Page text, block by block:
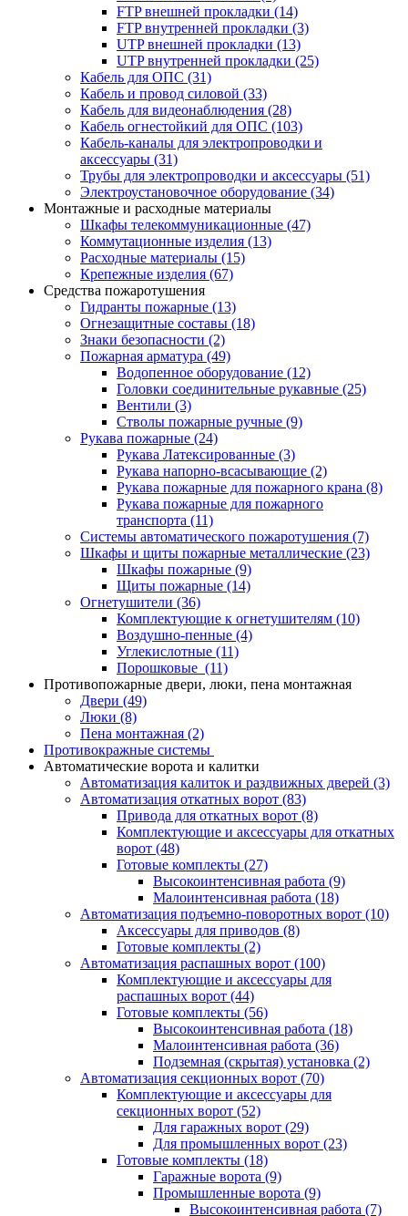
FTP внешней прокладки (14)
FTP внутренней прокладки (3)
UTP внешней прокладки (13)
UTP внутренней прокладки (25)
Кабель для ОПС (31)
Кабель и провод силовой (33)
Кабель для видеонаблюдения (28)
Кабель огнестойкий для ОПС (103)
Кабель-каналы для электропроводки и
аксессуары (31)
Трубы для электропроводки и аксессуары (51)
Электроустановочное оборудование (34)
Монтажные и расходные материалы
Шкафы телекоммуникационные (47)
Коммутационные изделия (13)
Расходные материалы (15)
Крепежные изделия (67)
Средства пожаротушения
Гидранты пожарные (13)
Огнезащитные составы (18)
Знаки безопасности (2)
Пожарная арматура (49)
Водопенное оборудование (12)
Головки соединительные рукавные (25)
Вентили (3)
Стволы пожарные ручные (9)
Рукава пожарные (24)
Рукава Латексированные (3)
Рукава напорно-всасывающие (2)
Рукава пожарные для пожарного крана (8)
Рукава пожарные для пожарного
транспорта (11)
Системы автоматического пожаротушения (7)
Шкафы и щиты пожарные металлические (23)
Шкафы пожарные (9)
Щиты пожарные (14)
Огнетушители (36)
Комплектующие к огнетушителям (10)
Воздушно-пенные (4)
Углекислотные (11)
Порошковые (11)
Противопожарные двери, люки, пена монтажная
Двери (49)
Люки (8)
Пена монтажная (2)
Противокражные системы
Автоматические ворота и калитки
Автоматизация калиток и раздвижных дверей (3)
Автоматизация откатных ворот (83)
Привода для откатных ворот (8)
Комплектующие и аксессуары для откатных
ворот (48)
Готовые комплекты (27)
Высокоинтенсивная работа (9)
Малоинтенсивная работа (18)
Автоматизация подъемно-поворотных ворот (10)
Аксессуары для приводов (8)
Готовые комплекты (2)
Автоматизация распашных ворот (100)
Комплектующие и аксессуары для
распашных ворот (44)
Готовые комплекты (56)
Высокоинтенсивная работа (18)
Малоинтенсивная работа (36)
Подземная (скрытая) установка (2)
Автоматизация секционных ворот (70)
Комплектующие и аксессуары для
секционных ворот (52)
Для гаражных ворот (29)
Для промышленных ворот (23)
Готовые комплекты (18)
Гаражные ворота (9)
Промышленные ворота (9)
Высокоинтенсивная работа (7)